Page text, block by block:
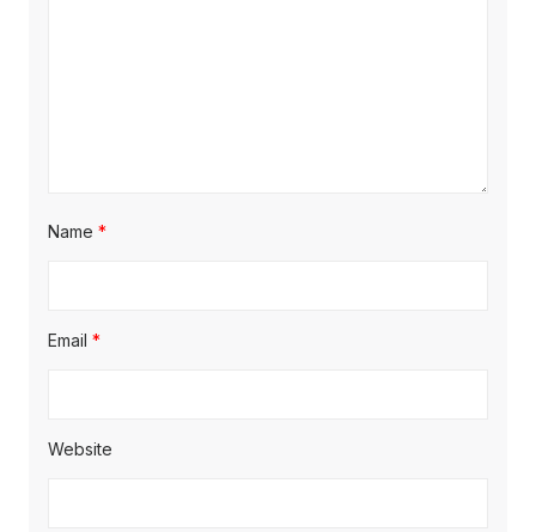
Name *
Email *
Website